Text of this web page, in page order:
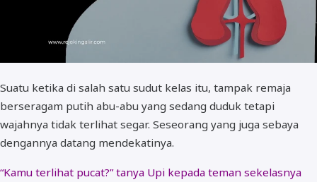
Suatu ketika di salah satu sudut kelas itu, tampak remaja
berseragam putih abu-abu yang sedang duduk tetapi
wajahnya tidak terlihat segar. Seseorang yang juga sebaya
dengannya datang mendekatinya.
“Kamu terlihat pucat?” tanya Upi kepada teman sekelasnya